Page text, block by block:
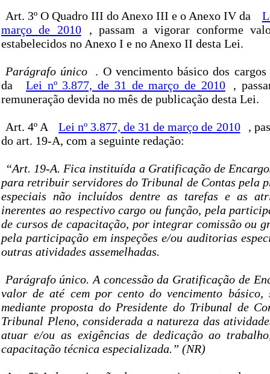
Art. 3º O Quadro III do Anexo III e o Anexo IV da
março de 2010
, passam a vigorar conforme
estabelecidos no Anexo I e no Anexo II desta Lei.
Parágrafo único
. O vencimento básico dos
da
Lei nº 3.877, de 31 de março de 2010
,
remuneração devida no mês de publicação desta Lei.
Art. 4º A Lei nº 3.877, de 31 de março de 2010
,
do art. 19-A, com a seguinte redação:
“Art. 19-A. Fica instituída a Gratificação de
para retribuir servidores do Tribunal de Contas pela
especiais não incluídos dentre as tarefas e as
inerentes ao respectivo cargo ou função, pela
de cursos de capacitação, por integrar comissão ou
pela participação em inspeções e/ou auditorias
outras atividades assemelhadas.
Parágrafo único. A concessão da Gratificação de
valor de até cem por cento do vencimento básico,
mediante proposta do Presidente do Tribunal de
Tribunal Pleno, considerada a natureza das
atuar e/ou as exigências de dedicação ao
capacitação técnica especializada.” (NR)